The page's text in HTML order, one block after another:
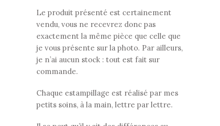
Le produit présenté est certainement
vendu, vous ne recevrez donc pas
exactement la même pièce que celle que
je vous présente sur la photo. Par ailleurs,
je n’ai aucun stock : tout est fait sur
commande.
Chaque estampillage est réalisé par mes
petits soins, à la main, lettre par lettre.